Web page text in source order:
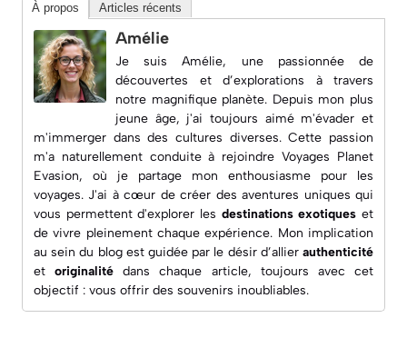
À propos Articles récents
Amélie
Je suis Amélie, une passionnée de
découvertes et d’explorations à travers
notre magnifique planète. Depuis mon plus
jeune âge, j'ai toujours aimé m'évader et
m'immerger dans des cultures diverses. Cette passion
m'a naturellement conduite à rejoindreVoyages Planet
Evasion, où je partage mon enthousiasme pour les
voyages. J'ai à cœur de créer des aventures uniques qui
vous permettent d'explorer les destinations exotiques et
de vivre pleinement chaque expérience. Mon implication
au sein du blog est guidée par le désir d’allier authenticité
etoriginalité dans chaque article, toujours avec cet
objectif : vous offrir des souvenirs inoubliables.